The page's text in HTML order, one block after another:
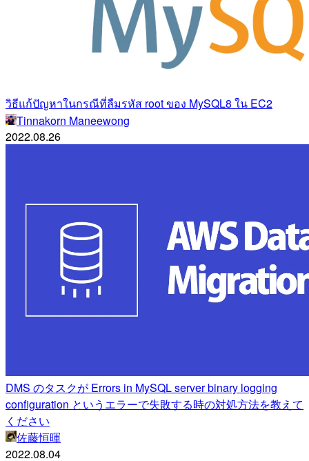
วิธีแก้ปัญหาในกรณีที่ลืมรหัส root ของ MySQL8 ใน EC2
Tinnakorn Maneewong
2022.08.26
DMS のタスクが Errors in MySQL server binary logging
configuration というエラーで失敗する時の対処方法を教えて
ください
佐藤恒暉
2022.08.04